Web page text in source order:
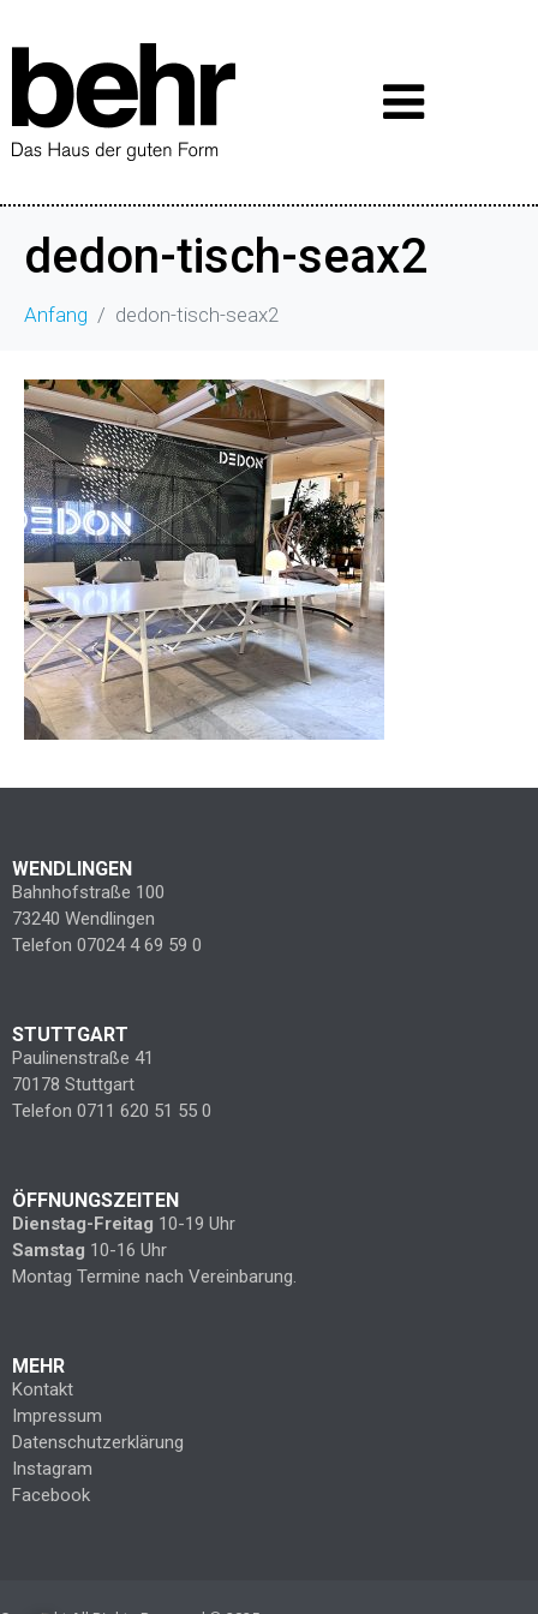
dedon-tisch-seax2
Anfang dedon-tisch-seax2
WENDLINGEN
Bahnhofstraße 100
73240 Wendlingen
Telefon 07024 4 69 59 0
STUTTGART
Paulinenstraße 41
70178 Stuttgart
Telefon 0711 620 51 55 0
ÖFFNUNGSZEITEN
Dienstag-Freitag 10-19 Uhr
Samstag 10-16 Uhr
Montag Termine nach Vereinbarung.
MEHR
Kontakt
Impressum
Datenschutzerklärung
Instagram
Facebook